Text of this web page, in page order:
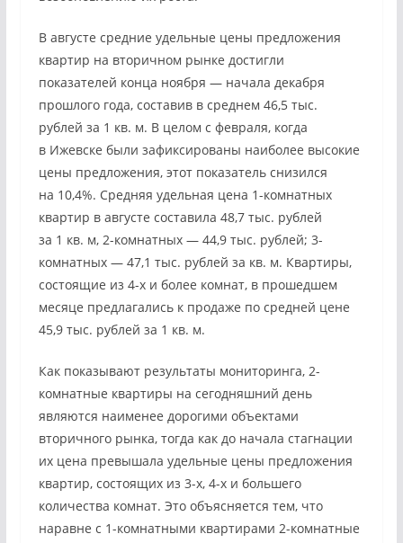
В августе средние удельные цены предложения
квартир на вторичном рынке достигли
показателей конца ноября — начала декабря
прошлого года, составив в среднем 46,5 тыс.
рублей за 1 кв. м. В целом с февраля, когда
в Ижевске были зафиксированы наиболее высокие
цены предложения, этот показатель снизился
на 10,4%. Средняя удельная цена 1-комнатных
квартир в августе составила 48,7 тыс. рублей
за 1 кв. м, 2-комнатных — 44,9 тыс. рублей; 3-
комнатных — 47,1 тыс. рублей за кв. м. Квартиры,
состоящие из 4-х и более комнат, в прошедшем
месяце предлагались к продаже по средней цене
45,9 тыс. рублей за 1 кв. м.
Как показывают результаты мониторинга, 2-
комнатные квартиры на сегодняшний день
являются наименее дорогими объектами
вторичного рынка, тогда как до начала стагнации
их цена превышала удельные цены предложения
квартир, состоящих из 3-х, 4-х и большего
количества комнат. Это объясняется тем, что
наравне с 1-комнатными квартирами 2-комнатные